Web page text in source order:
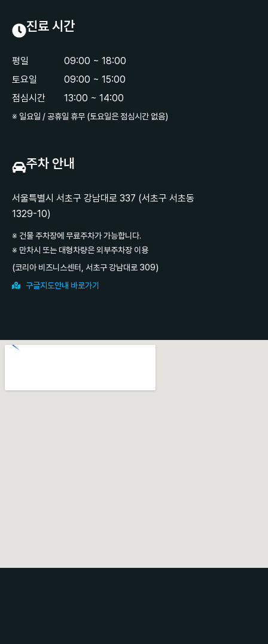
진료 시간
평일
토요일
점심시간
09:00 ~ 18:00
09:00 ~ 15:00
13:00 ~ 14:00
※ 일요일 / 공휴일 휴무 (토요일은 점심시간 없음)
주차 안내
서울특별시 서초구 강남대로 337 (서초구 서초동
1329-10)
※ 건물 주차장에 무료주차가 가능합니다.
※ 만차시 또는 대형차량은 외부주차장 이용
(코리아 비즈니스센터, 서초구 강남대로 309)
구글지도안내 바로가기